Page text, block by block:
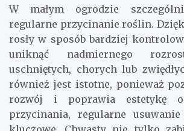
W małym ogrodzie
regularne przycinanie roślin.
rosły w sposób bardziej
uniknąć nadmiernego
uschniętych, chorych lub
również jest istotne, ponieważ
rozwój i poprawia estetykę
przycinania, regularne